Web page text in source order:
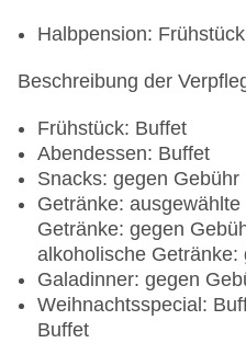
Halbpension:
Beschreibung der
Frühstück: Buffet
Abendessen: Buffet
Snacks: gegen Gebühr
Getränke:
Getränke: gegen
alkoholische Getränke:
Galadinner: gegen
Weihnachtsspecial:
Buffet